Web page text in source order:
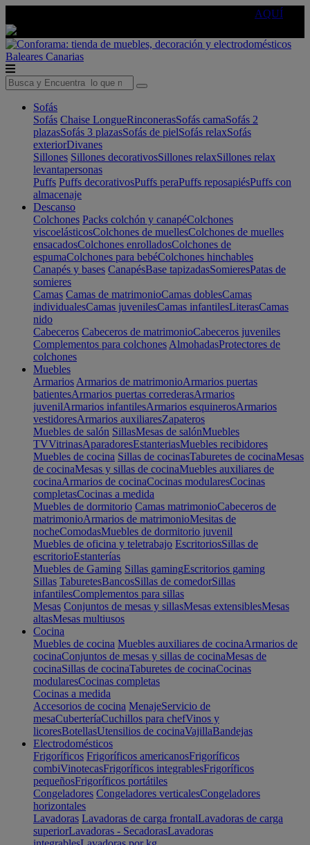
AQUÍ
Baleares Canarias
Sofás
Sofás Chaise LongueRinconerasSofás camaSofás 2
plazasSofás 3 plazasSofás de pielSofás relaxSofás
exteriorDivanes
Sillones Sillones decorativosSillones relaxSillones relax
levantapersonas
Puffs Puffs decorativosPuffs peraPuffs reposapiésPuffs con
almacenaje
Descanso
Colchones Packs colchón y canapéColchones
viscoelásticosColchones de muellesColchones de muelles
ensacadosColchones enrolladosColchones de
espumaColchones para bebéColchones hinchables
Canapés y bases CanapésBase tapizadasSomieresPatas de
somieres
Camas Camas de matrimonioCamas doblesCamas
individualesCamas juvenilesCamas infantilesLiterasCamas
nido
Cabeceros Cabeceros de matrimonioCabeceros juveniles
Complementos para colchones AlmohadasProtectores de
colchones
Muebles
Armarios Armarios de matrimonioArmarios puertas
batientesArmarios puertas correderasArmarios
juvenilArmarios infantilesArmarios esquinerosArmarios
vestidoresArmarios auxiliaresZapateros
Muebles de salón SillasMesas de salónMuebles
TVVitrinasAparadoresEstanteriasMuebles recibidores
Muebles de cocina Sillas de cocinasTaburetes de cocinaMesas
de cocinaMesas y sillas de cocinaMuebles auxiliares de
cocinaArmarios de cocinaCocinas modularesCocinas
completasCocinas a medida
Muebles de dormitorio Camas matrimonioCabeceros de
matrimonioArmarios de matrimonioMesitas de
nocheComodasMuebles de dormitorio juvenil
Muebles de oficina y teletrabajo EscritoriosSillas de
escritorioEstanterías
Muebles de Gaming Sillas gamingEscritorios gaming
Sillas TaburetesBancosSillas de comedorSillas
infantilesComplementos para sillas
Mesas Conjuntos de mesas y sillasMesas extensiblesMesas
altasMesas multiusos
Cocina
Muebles de cocina Muebles auxiliares de cocinaArmarios de
cocinaConjuntos de mesas y sillas de cocinaMesas de
cocinaSillas de cocinaTaburetes de cocinaCocinas
modularesCocinas completas
Cocinas a medida
Accesorios de cocina MenajeServicio de
mesaCuberteríaCuchillos para chefVinos y
licoresBotellasUtensilios de cocinaVajillaBandejas
Electrodomésticos
Frigoríficos Frigoríficos americanosFrigoríficos
combiVinotecasFrigoríficos integrablesFrigoríficos
pequeñosFrigoríficos portátiles
Congeladores Congeladores verticalesCongeladores
horizontales
Lavadoras Lavadoras de carga frontalLavadoras de carga
superiorLavadoras - SecadorasLavadoras